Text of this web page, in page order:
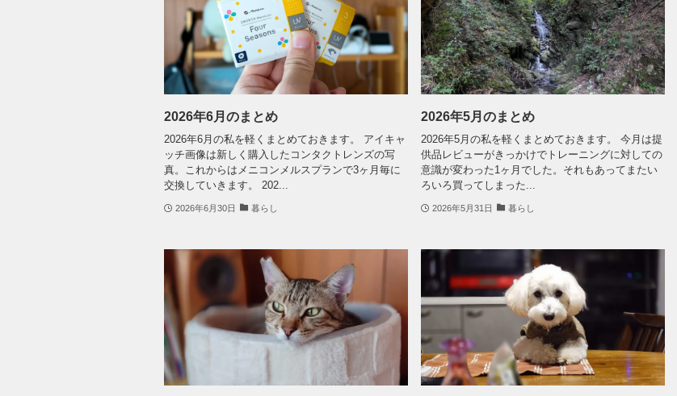
2026年6月のまとめ
2026年6月の私を軽くまとめておきます。 アイキャ
ッチ画像は新しく購入したコンタクトレンズの写
真。これからはメニコンメルスプランで3ヶ月毎に
交換していきます。 202...
2026年6月30日 暮らし
2026年5月のまとめ
2026年5月の私を軽くまとめておきます。 今月は提
供品レビューがきっかけでトレーニングに対しての
意識が変わった1ヶ月でした。それもあってまたい
ろいろ買ってしまった...
2026年5月31日 暮らし